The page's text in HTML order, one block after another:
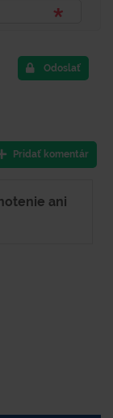
Odoslať
Pridať komentár
ani